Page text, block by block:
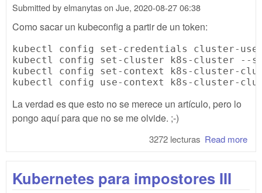
Submitted byelmanytason Jue, 2020-08-27 06:38
Como sacar un kubeconfig a partir de un token:
kubectl config set-credentials cluster-
kubectl config set-cluster k8s-cluster --
kubectl config set-context k8s-cluster-
La verdad es que esto no se merece un artículo, pero lo
pongo aquí para que no se me olvide. ;-)
Read more
3272 lecturas
Kubernetes para impostores III